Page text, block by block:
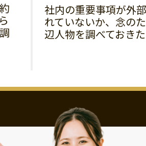
社内の重要事項が外
れていないか、念の
辺人物を調べておきた